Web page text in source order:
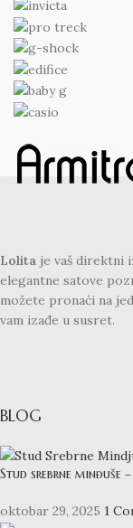
Lolita je vaš direktni
elegantne satove
možete pronaći na
vam izađe u susret.
BLOG
Stud srebrne minđuše
oktobar 29, 2025 1